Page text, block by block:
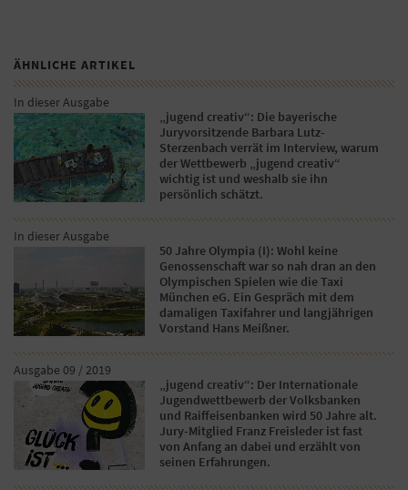
ÄHNLICHE ARTIKEL
In dieser Ausgabe
„jugend creativ“: Die bayerische
Juryvorsitzende Barbara Lutz-
Sterzenbach verrät im Interview, warum
der Wettbewerb „jugend creativ“
wichtig ist und weshalb sie ihn
persönlich schätzt.
In dieser Ausgabe
50 Jahre Olympia (I): Wohl keine
Genossenschaft war so nah dran an den
Olympischen Spielen wie die Taxi
München eG. Ein Gespräch mit dem
damaligen Taxifahrer und langjährigen
Vorstand Hans Meißner.
Ausgabe 09 / 2019
„jugend creativ“: Der Internationale
Jugendwettbewerb der Volksbanken
und Raiffeisenbanken wird 50 Jahre alt.
Jury-Mitglied Franz Freisleder ist fast
von Anfang an dabei und erzählt von
seinen Erfahrungen.